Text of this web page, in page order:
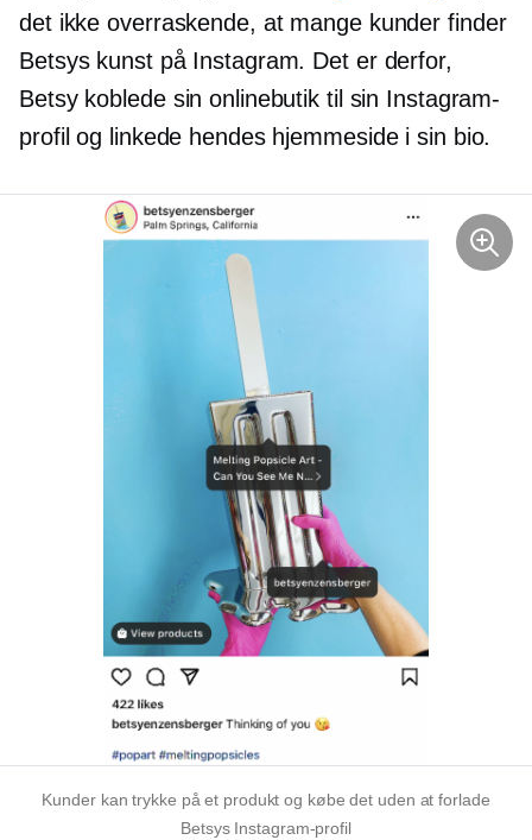
det ikke overraskende, at mange kunder finder
Betsys kunst på Instagram. Det er derfor,
Betsy koblede sin onlinebutik til sin Instagram-
profil og linkede hendes hjemmeside i sin bio.
Kunder kan trykke på et produkt og købe det uden at forlade
Betsys Instagram-profil